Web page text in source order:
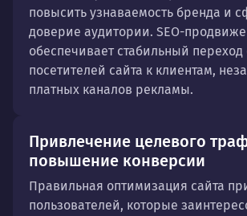
повысить узнаваемость бренда и
доверие аудитории. SEO-
обеспечивает стабильный переход
посетителей сайта к клиентам,
платных каналов рекламы.
Привлечение целевого
повышение конверсии
Правильная оптимизация сайта
пользователей, которые